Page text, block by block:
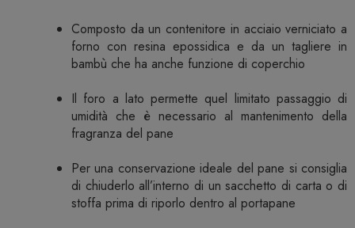
Composto da un contenitore in acciaio verniciato a
forno con resina epossidica e da un tagliere in
bambù che ha anche funzione di coperchio
Il foro a lato permette quel limitato passaggio di
umidità che è necessario al mantenimento della
fragranza del pane
Per una conservazione ideale del pane si consiglia
di chiuderlo all’interno di un sacchetto di carta o di
stoffa prima di riporlo dentro al portapane